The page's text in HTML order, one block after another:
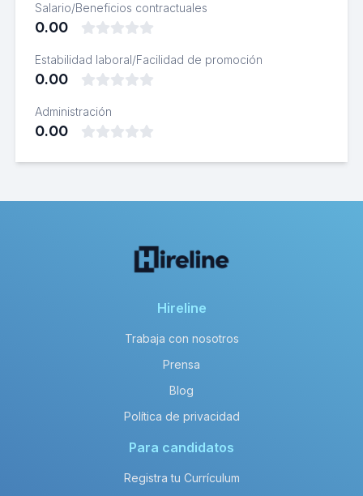
Salario/Beneficios contractuales
0.00
Estabilidad laboral/Facilidad de promoción
0.00
Administración
0.00
Hireline
Trabaja con nosotros
Prensa
Blog
Política de privacidad
Para candidatos
Registra tu Currículum